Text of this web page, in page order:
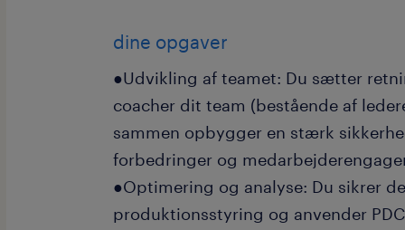
dine opgaver
●Udvikling af teamet: Du sætter
coacher dit team (bestående af
sammen opbygger en stærk
forbedringer og
●Optimering og analyse: Du sikrer
produktionsstyring og anvender